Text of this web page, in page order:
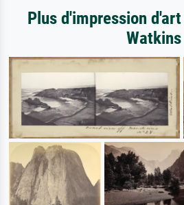
Plus d'impression
Watkins